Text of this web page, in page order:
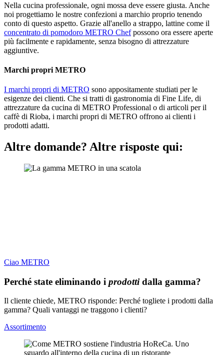
Nella cucina professionale, ogni mossa deve essere giusta. Anche
noi progettiamo le nostre confezioni a marchio proprio tenendo
conto di questo aspetto. Grazie all'anello a strappo, lattine come il
concentrato di pomodoro METRO Chefpossono ora essere aperte
più facilmente e rapidamente, senza bisogno di attrezzature
aggiuntive.
Marchi propri METRO
I marchi propri di METRO sono appositamente studiati per le
esigenze dei clienti. Che si tratti di gastronomia di Fine Life, di
attrezzature da cucina di METRO Professional o di articoli per il
caffè di Rioba, i marchi propri di METRO offrono ai clienti i
prodotti adatti.
Altre domande? Altre risposte qui:
Ciao METRO
Perché state eliminando i prodottidalla gamma?
Il cliente chiede, METRO risponde: Perché togliete i prodotti dalla
gamma? Quali vantaggi ne traggono i clienti?
Assortimento